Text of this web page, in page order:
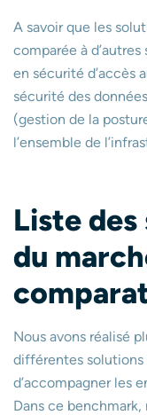
A savoir que les
comparée à
en sécurité d’accès
sécurité des
(gestion de la
l’ensemble de
Liste des
du
Nous avons réalisé
différentes solutions
d’accompagner les
Dans ce benchmark,